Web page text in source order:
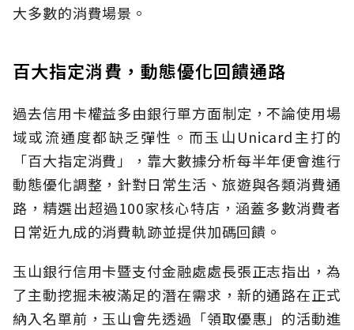
大多數的消費場景。
百大指定消費，動態優化回饋通路
過去信用卡權益多由銀行單方面制定，不論使用場
域或流通度都缺乏彈性。而玉山Unicard主打的
「百大指定消費」，靠大數據分析每半年便會進行
動態優化調整，針對日常生活、旅遊與各類消費通
路，精選出超過100家核心特店，涵蓋多數消費者
日常近九成的消費軌跡並提供加碼回饋。
玉山銀行信用卡暨支付金融處處長張正志指出，為
了主動挖掘未被滿足的潛在需求，新的通路在正式
納入名單前，玉山會先透過「領取優惠」的活動進